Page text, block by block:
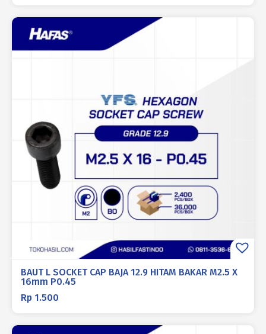
BAUT L SOCKET CAP BAJA 12.9 HITAM BAKAR M2.5 X
16mm P0.45
Rp 1.500